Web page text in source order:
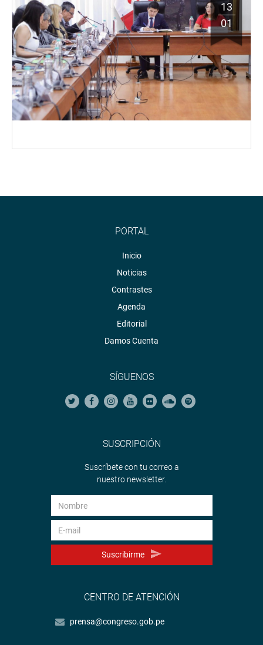
13
01
PORTAL
Inicio
Noticias
Contrastes
Agenda
Editorial
Damos Cuenta
SÍGUENOS
SUSCRIPCIÓN
Suscríbete con tu correo a
nuestro newsletter.
Suscribirme
CENTRO DE ATENCIÓN
prensa@congreso.gob.pe